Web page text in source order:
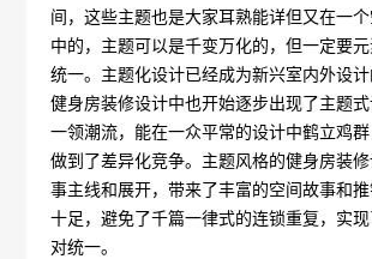
间，这些主题也是大家耳熟能详但又在一
中的，主题可以是千变万化的，但一定要
统一。主题化设计已经成为新兴室内外设计
健身房装修设计中也开始逐步出现了主题
一领潮流，能在一众平常的设计中鹤立鸡群
做到了差异化竞争。主题风格的健身房装
事主线和展开，带来了丰富的空间故事和
十足，避免了千篇一律式的连锁重复，实
对统一。